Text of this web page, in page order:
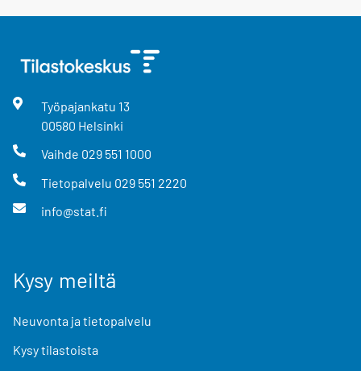
Työpajankatu 13
00580 Helsinki
Vaihde 029 551 1000
Tietopalvelu 029 551 2220
info@stat.fi
Kysy meiltä
Neuvonta ja tietopalvelu
Kysy tilastoista